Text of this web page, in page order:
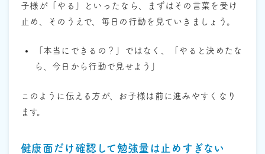
子様が「やる」といったなら、まずはその言葉を受け
止め、そのうえで、毎日の行動を見ていきましょう。
「本当にできるの？」ではなく、「やると決めたな
ら、今日から行動で見せよう」
このように伝える方が、お子様は前に進みやすくなり
ます。
健康面だけ確認して勉強量は止めすぎない